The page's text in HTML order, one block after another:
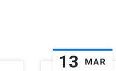
13 MAR